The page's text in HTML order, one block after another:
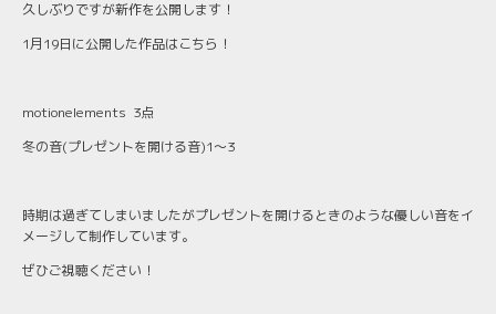
久しぶりですが新作を公開します！
1月19日に公開した作品はこちら！
motionelements 3点
冬の音(プレゼントを開ける音)1〜3
時期は過ぎてしまいましたがプレゼントを開けるときのような優しい音をイ
メージして制作しています。
ぜひご視聴ください！